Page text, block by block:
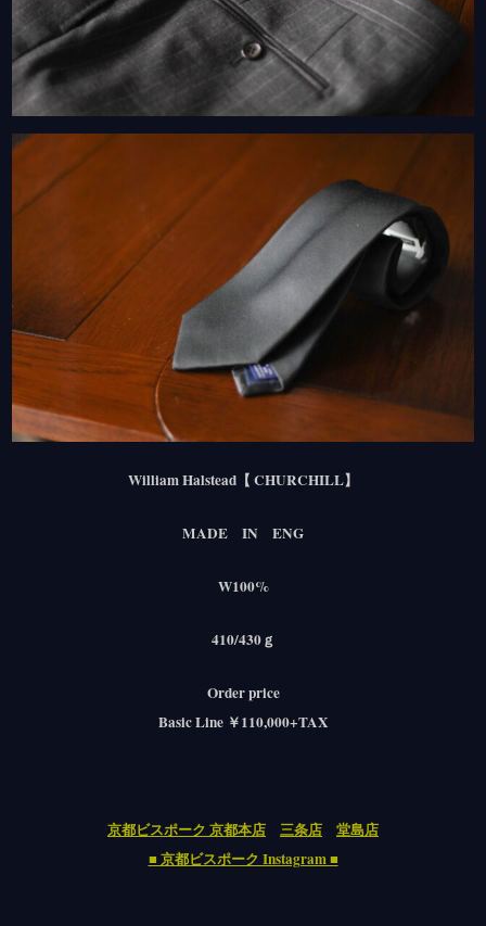
William Halstead【 CHURCHILL】
MADE IN ENG
W100%
410/430ｇ
Order price
Basic Line ￥110,000+TAX
京都ビスポーク 京都本店 三条店
堂島店
■ 京都ビスポーク Instagram ■